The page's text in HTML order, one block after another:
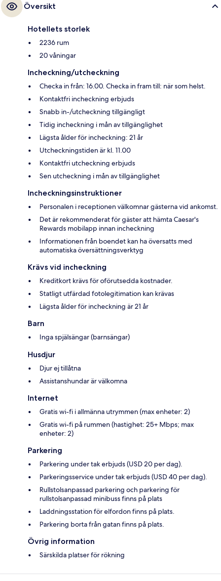
Översikt
Hotellets storlek
2236 rum
20 våningar
Incheckning/utcheckning
Checka in från: 16.00. Checka in fram till: när som helst.
Kontaktfri incheckning erbjuds
Snabb in-/utcheckning tillgängligt
Tidig incheckning i mån av tillgänglighet
Lägsta ålder för incheckning: 21 år
Utcheckningstiden är kl. 11.00
Kontaktfri utcheckning erbjuds
Sen utcheckning i mån av tillgänglighet
Incheckningsinstruktioner
Personalen i receptionen välkomnar gästerna vid ankomst.
Det är rekommenderat för gäster att hämta Caesar's
Rewards mobilapp innan incheckning
Informationen från boendet kan ha översatts med
automatiska översättningsverktyg
Krävs vid incheckning
Kreditkort krävs för oförutsedda kostnader.
Statligt utfärdad fotolegitimation kan krävas
Lägsta ålder för incheckning är 21 år
Barn
Inga spjälsängar (barnsängar)
Husdjur
Djur ej tillåtna
Assistanshundar är välkomna
Internet
Gratis wi-fi i allmänna utrymmen (max enheter: 2)
Gratis wi-fi på rummen (hastighet: 25+ Mbps; max
enheter: 2)
Parkering
Parkering under tak erbjuds (USD 20 per dag).
Parkeringsservice under tak erbjuds (USD 40 per dag).
Rullstolsanpassad parkering och parkering för
rullstolsanpassad minibuss finns på plats
Laddningsstation för elfordon finns på plats.
Parkering borta från gatan finns på plats.
Övrig information
Särskilda platser för rökning